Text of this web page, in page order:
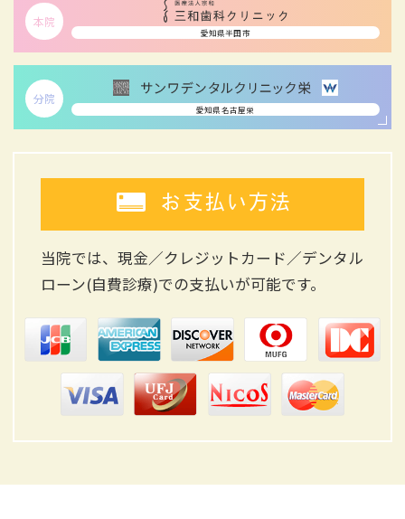
本院
愛知県半田市
分院
愛知県名古屋栄
お支払い方法
当院では、現金／クレジットカード／デンタル
ローン(自費診療)での支払いが可能です。